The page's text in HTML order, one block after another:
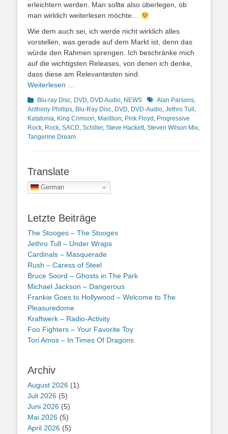
erleichtern werden. Man sollte also überlegen, ob
man wirklich weiterlesen möchte…
Wie dem auch sei, ich werde nicht wirklich alles
vorstellen, was gerade auf dem Markt ist, denn das
würde den Rahmen sprengen. Ich beschränke mich
auf die wichtigsten Releases, von denen ich denke,
dass diese am Relevantesten sind.
Weiterlesen …
Kategorien
Blu-ray Disc, DVD, DVD Audio, NEWS Schlagworte
Alan Parsons,
Anthony Phillips, Blu-Ray Disc, DVD, DVD-Audio, Jethro Tull ,
Katatonia, King Crimson, Marillion, Pink Floyd , Progressive
Rock, Rock, SACD, Schiller, Steve Hackett, Steven Wilson Mix,
Tangerine Dream
Translate
German
Letzte Beiträge
The Stooges – The Stooges
Jethro Tull – Under Wraps
Cardinals – Masquerade
Rush – Caress of Steel
Bruce Soord – Ghosts in The Park
Michael Jackson – Dangerous
Frankie Goes to Hollywood – Welcome to The
Pleasuredome
Kraftwerk – Radio-Activity
Foo Fighters – Your Favorite Toy
Tori Amos – In Times Of Dragons
Archiv
August 2026 (1)
Juli 2026 (5)
Juni 2026 (5)
Mai 2026 (5)
April 2026 (5)